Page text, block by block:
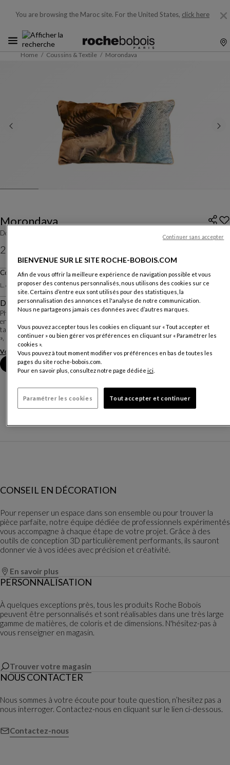
You are browsing the Maroc site. For the United States, click here
Home Coussins & Textile Morondava
Morondava
Design
Prix TTC maximum conseillé, hors livraison, valable au Maroc uniquement.
Coussin
L. 68 X H. 40 Cm
Autres dimensions
Description
Photographe et réalisateur français, Yann Arthus-Bertrand est un militant
engagé en faveur du développement durable. En transcrivant sous forme de
tapis et de coussins des photographies de la série « LA TERRE VUE DU CIEL
», Roche Bobois s’associe à s...
Voir plus Télécharger la fiche technique
Prendre rendez-vous en magasin
CONSEIL EN DÉCORATION
Pour repenser un espace dans son ensemble ou pour trouver la
pièce parfaite, notre équipe dédiée de professionnels expérimentés
vous accompagne à chaque étape de votre projet. Grâce à des
outils de conception 3D particulièrement performants, ils sauront
donner vie à vos idées avec précision et créativité.
En savoir plus
PERSONNALISATION
À quelques exceptions près, tous les produits Roche Bobois
peuvent être personnalisés et sont réalisables dans une très large
gamme de matières, de coloris et de dimensions. N'hésitez-pas à
vous renseigner en magasin.
Trouver votre magasin
NOUS CONTACTER
Nous sommes à votre écoute pour toute question, n’hesitez pas a
nous interroger. Contactez-nous en cliquant sur le lien ci-dessous.
Contactez-nous
BIENVENUE SUR LE SITE ROCHE-BOBOIS.COM
Afin de vous offrir la meilleure expérience de navigation possible et vous
proposer des contenus personnalisés, nous utilisons des cookies sur ce
site. Certains d’entre eux sont utilisés pour des statistiques, la
personnalisation des annonces et l'analyse de notre communication.
Nous ne partageons jamais ces données avec d’autres marques.
Vous pouvez accepter tous les cookies en cliquant sur « Tout accepter et
continuer » ou bien gérer vos préférences en cliquant sur « Paramétrer les
cookies ».
Vous pouvez à tout moment modifier vos préférences en bas de toutes les
pages du site roche-bobois.com.
Pour en savoir plus, consultez notre page dédiée ici.
Paramétrer les cookies Tout accepter et continuer
Continuer sans accepter